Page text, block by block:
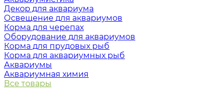
Декор для аквариума
Освещение для аквариумов
Корма для черепах
Оборудование для аквариумов
Корма для прудовых рыб
Корма для аквариумных рыб
Аквариумы
Аквариумная химия
Все товары